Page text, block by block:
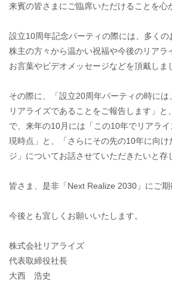
来賓の皆さまにご臨席いただけることを心
設立10周年記念パーティの際には、多くの
株主の方々から温かい祝福や今後のリアラ
お言葉やビデオメッセージなどを頂戴しま
その際に、「設立20周年パーティの時には
リアライズであることをご報告します」と
で、来年の10月には「この10年でリアラ
現時点」と、「さらにその先の10年に向け
ジ」についてお話させていただきたいと存
皆さま、是非「Next Realize 2030」にご期
今後とも宜しくお願いいたします。
株式会社リアライズ
代表取締役社長
大西 浩史